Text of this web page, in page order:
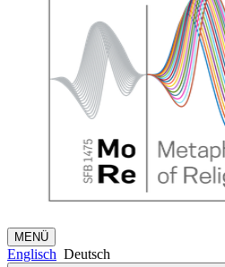
MENÜ
Englisch Deutsch